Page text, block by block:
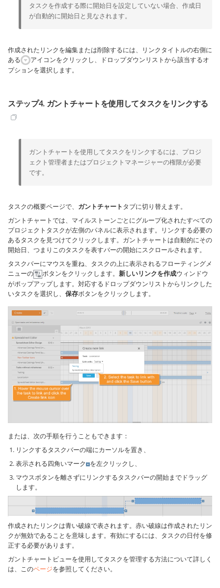
タスクを作成する際に開始日を設定していない場合、作成日
が自動的に開始日と見なされます。
作成されたリンクを編集または削除するには、リンクタイトルの右側に
ある
アイコンをクリックし、ドロップダウンリストから該当するオ
プションを選択します。
ステップ4. ガントチャートを使用してタスクをリンクする
ガントチャートを使用してタスクをリンクするには、プロジ
ェクト管理者またはプロジェクトマネージャーの権限が必要
です。
タスクの概要ページで、 ガントチャートタブに切り替えます。
ガントチャートでは、マイルストーンごとにグループ化されたすべての
プロジェクトタスクが左側のパネルに表示されます。リンクする必要の
あるタスクを見つけてクリックします。ガントチャートは自動的にその
開始日、つまりこのタスクを表すバーの開始にスクロールされます。
タスクバーにマウスを重ね、タスクの上に表示されるフローティングメ
ニューの
ボタンをクリックします。 新しいリンクを作成ウィンドウ
がポップアップします。対応するドロップダウンリストからリンクした
いタスクを選択し、 保存ボタンをクリックします。
または、次の手順を行うこともできます：
リンクするタスクバーの端にカーソルを置き、
表示される四角いマーク
を左クリックし、
マウスボタンを離さずにリンクするタスクバーの開始までドラッグ
します。
作成されたリンクは青い破線で表されます。赤い破線は作成されたリン
クが無効であることを意味します。有効にするには、タスクの日付を修
正する必要があります。
ガントチャートビューを使用してタスクを管理する方法について詳しく
は、このページを参照してください。